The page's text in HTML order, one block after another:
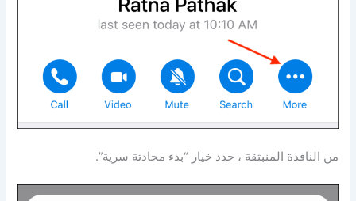
من النافذة المنبثقة ، حدد خيار “بدء محادثة سرية”.